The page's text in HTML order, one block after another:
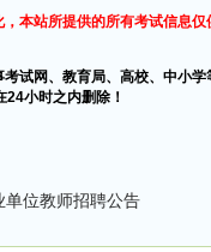
本站所提供的所有考试信息
试网、教育局、高校、中小
小时之内删除！
单位教师招聘公告